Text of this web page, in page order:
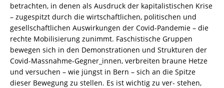
betrachten, in denen als Ausdruck der kapitalistischen Krise
– zugespitzt durch die wirtschaftlichen, politischen und
gesellschaftlichen Auswirkungen der Covid-Pandemie – die
rechte Mobilisierung zunimmt. Faschistische Gruppen
bewegen sich in den Demonstrationen und Strukturen der
Covid-Massnahme-Gegner_innen, verbreiten braune Hetze
und versuchen – wie jüngst in Bern – sich an die Spitze
dieser Bewegung zu stellen. Es ist wichtig zu ver- stehen,